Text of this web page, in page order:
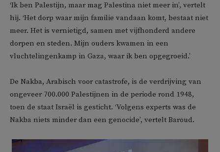
‘Ik ben Palestijn, maar mag Palestina niet meer in’, vertelt
hij. ‘Het dorp waar mijn familie vandaan komt, bestaat niet
meer. Het is vernietigd, samen met vijfhonderd andere
dorpen en steden. Mijn ouders kwamen in een
vluchtelingenkamp in Gaza, waar ik ben opgegroeid.’
De Nakba, Arabisch voor catastrofe, is de verdrijving van
ongeveer 700.000 Palestijnen in de periode rond 1948,
toen de staat Israël is gesticht. ‘Volgens experts was de
Nakba niets minder dan een genocide’, vertelt Baroud.